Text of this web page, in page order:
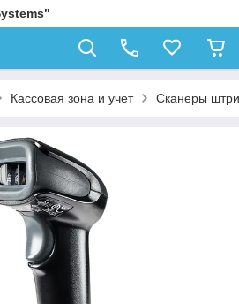
Кассовая зона и учет Сканеры